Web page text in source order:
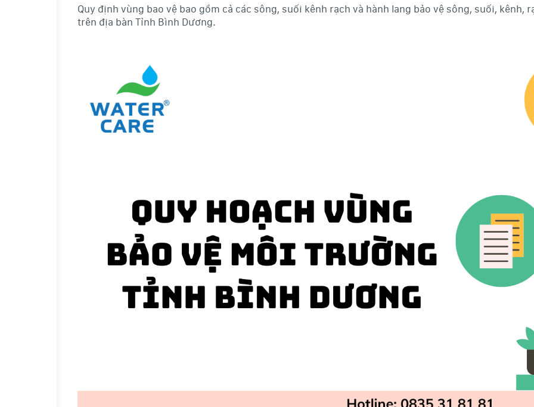
Quy định vùng bao vệ bao gồm cả các sông, suối kênh rạch và hành lang bảo vệ sông, suối,
trên địa bàn Tỉnh Bình Dương.